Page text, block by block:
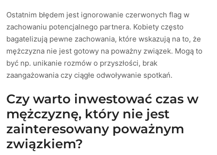
Ostatnim błędem jest ignorowanie czerwonych flag w
zachowaniu potencjalnego partnera. Kobiety często
bagatelizują pewne zachowania, które wskazują na to, że
mężczyzna nie jest gotowy na poważny związek. Mogą to
być np. unikanie rozmów o przyszłości, brak
zaangażowania czy ciągłe odwoływanie spotkań.
Czy warto inwestować czas w
mężczyznę, który nie jest
zainteresowany poważnym
związkiem?